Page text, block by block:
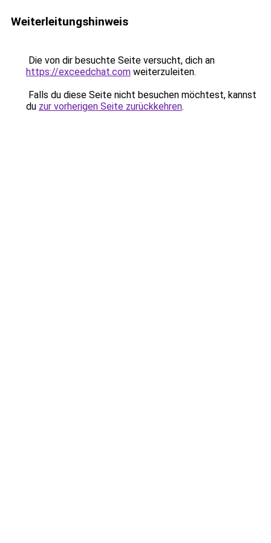
Weiterleitungshinweis
Die von dir besuchte Seite versucht, dich an
https://exceedchat.com weiterzuleiten.
Falls du diese Seite nicht besuchen möchtest, kannst
du zur vorherigen Seite zurückkehren.